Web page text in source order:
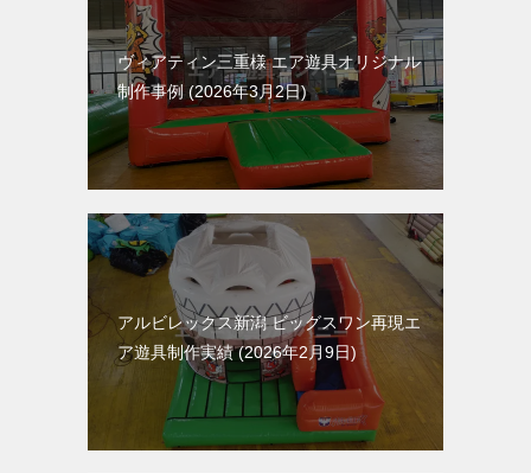
ヴィアティン三重様 エア遊具オリジナル
制作事例
2026年3月2日
アルビレックス新潟 ビッグスワン再現エ
ア遊具制作実績 2026年2月9日